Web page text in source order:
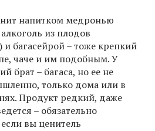
напитком медронью
из плодов
багасейрой – тоже крепкий
чаче и им подобным. У
брат – багаса, но ее не
только дома или в
Продукт редкий, даже
– обязательно
вы ценитель